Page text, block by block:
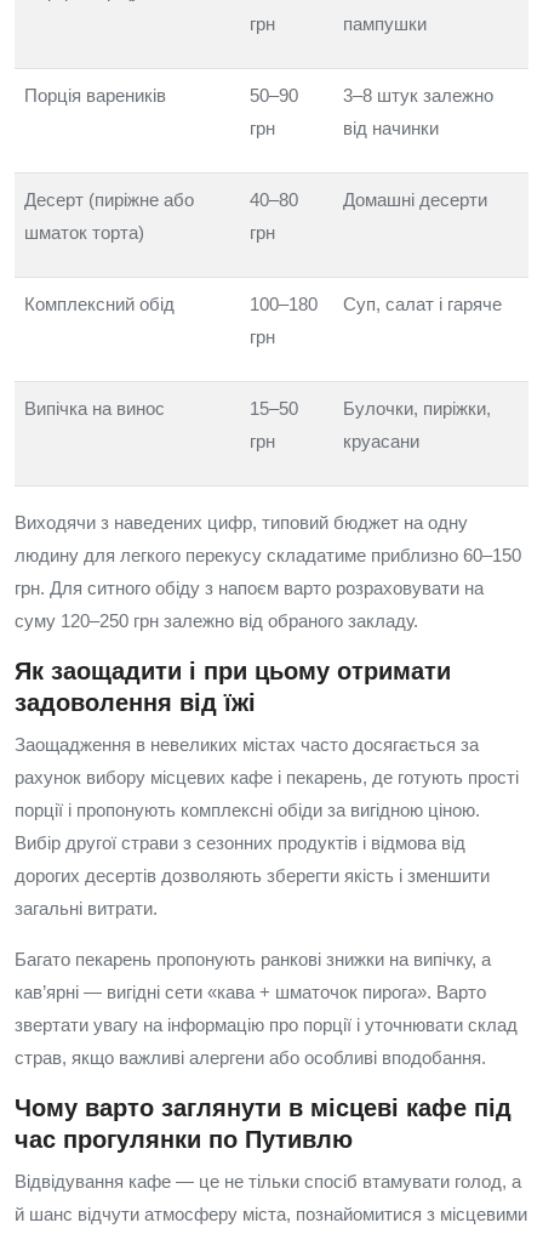
грн
пампушки
Порція вареників
50–90
грн
3–8 штук залежно
від начинки
Десерт (пиріжне або
шматок торта)
40–80
грн
Домашні десерти
Комплексний обід
100–180
грн
Суп, салат і гаряче
Випічка на винос
15–50
грн
Булочки, пиріжки,
круасани
Виходячи з наведених цифр, типовий бюджет на одну
людину для легкого перекусу складатиме приблизно 60–150
грн. Для ситного обіду з напоєм варто розраховувати на
суму 120–250 грн залежно від обраного закладу.
Як заощадити і при цьому отримати
задоволення від їжі
Заощадження в невеликих містах часто досягається за
рахунок вибору місцевих кафе і пекарень, де готують прості
порції і пропонують комплексні обіди за вигідною ціною.
Вибір другої страви з сезонних продуктів і відмова від
дорогих десертів дозволяють зберегти якість і зменшити
загальні витрати.
Багато пекарень пропонують ранкові знижки на випічку, а
кав’ярні — вигідні сети «кава + шматочок пирога». Варто
звертати увагу на інформацію про порції і уточнювати склад
страв, якщо важливі алергени або особливі вподобання.
Чому варто заглянути в місцеві кафе під
час прогулянки по Путивлю
Відвідування кафе — це не тільки спосіб втамувати голод, а
й шанс відчути атмосферу міста, познайомитися з місцевими